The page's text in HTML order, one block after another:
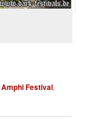
Amphi Festival,